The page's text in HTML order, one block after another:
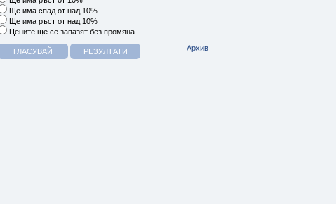
Ще има спад от над 10%
Ще има ръст от над 10%
Цените ще се запазят без промяна
Архив